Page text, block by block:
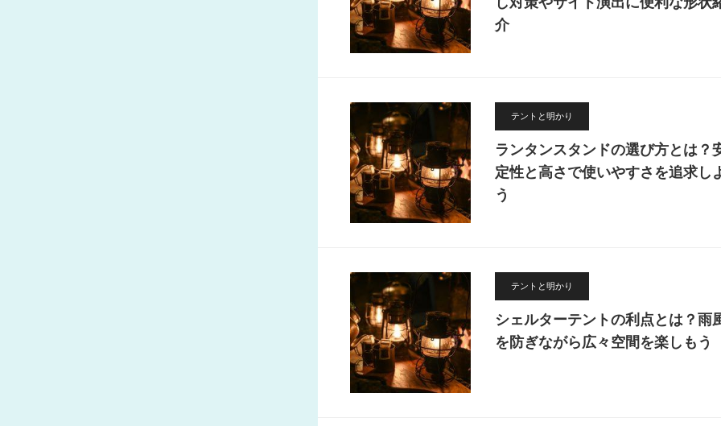
介
テントと明かり
ランタンスタンドの選び方とは？
定性と高さで使いやすさを追求し
う
テントと明かり
シェルターテントの利点とは？雨
を防ぎながら広々空間を楽しもう